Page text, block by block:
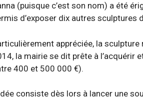
(puisque c’est son nom) a été
d’exposer dix autres
appréciée, la sculpture
la mairie se dit prête à
400 et 500 000 €).
consiste dès lors à lancer une